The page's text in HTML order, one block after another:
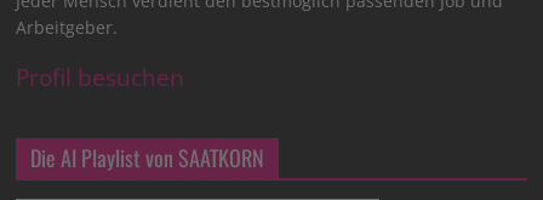
Arbeitgeber.
Profil besuchen
Die AI Playlist von SAATKORN